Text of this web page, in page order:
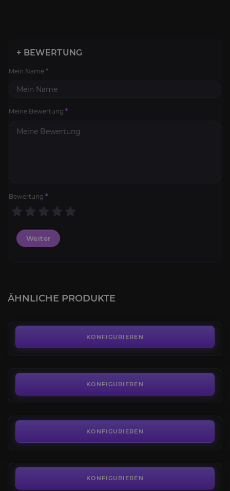
+ BEWERTUNG
Mein Name *
Meine Bewertung *
Bewertung *
Weiter
ÄHNLICHE PRODUKTE
KONFIGURIEREN
SoD Gear
KONFIGURIEREN
KONFIGURIEREN
KONFIGURIEREN
Versunkener Tempel Raid